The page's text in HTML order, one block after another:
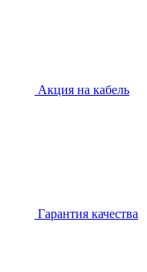
Акция на кабель
Гарантия качества